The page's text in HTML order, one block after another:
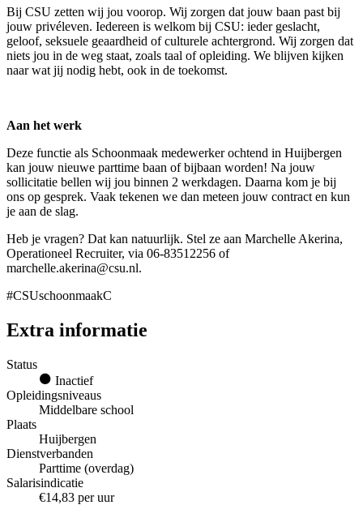
Bij CSU zetten wij jou voorop. Wij zorgen dat jouw baan past bij
jouw privéleven. Iedereen is welkom bij CSU: ieder geslacht,
geloof, seksuele geaardheid of culturele achtergrond. Wij zorgen dat
niets jou in de weg staat, zoals taal of opleiding. We blijven kijken
naar wat jij nodig hebt, ook in de toekomst.
Aan het werk
Deze functie als Schoonmaak medewerker ochtend in Huijbergen
kan jouw nieuwe parttime baan of bijbaan worden! Na jouw
sollicitatie bellen wij jou binnen 2 werkdagen. Daarna kom je bij
ons op gesprek. Vaak tekenen we dan meteen jouw contract en kun
je aan de slag.
Heb je vragen? Dat kan natuurlijk. Stel ze aan Marchelle Akerina,
Operationeel Recruiter, via 06-83512256 of
marchelle.akerina@csu.nl.
#CSUschoonmaakC
Extra informatie
Status
Inactief
Opleidingsniveaus
Middelbare school
Plaats
Huijbergen
Dienstverbanden
Parttime (overdag)
Salarisindicatie
€14,83 per uur